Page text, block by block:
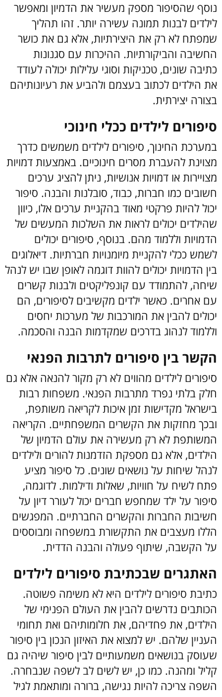
נוסף שהסיפור מספק מעשיר את הדמיון ומאפשר
לילדים לבנות תמונה עשירה יותר. זהו תהליך
שמפתח לא רק את היצירתיות, אלא גם את כושר
החשיבה והביקורתיות. ההיכרות עם סגנונות
כתיבה שונים, טכניקות וסוגי עלילות יכולה לעודד
את הילדים לכתוב בעצמם ולהביע את רעיונותיהם
בצורה יצירתית.
סיפורים לילדים ככלי חינוכי
במערכת החינוך, סיפורים לילדים משמשים כדרך
מצוינת להעברת מסרים חינוכיים. באמצעות דמויות
מצויירות או דמויות אנושיות, ניתן להציג ערכים
חשובים כמו חברות, כבוד, סובלנות והבנה. סיפור
יכול להיות פרקטי מאוד בהקניית ערכים אלו, כיוון
שהילדים יכולים לראות את השלכות המעשים של
הדמויות וללמוד מהם. בנוסף, סיפורים יכולים
לשמש ככלי להקניית מיומנויות חברתיות. דיאלוגים
בין הדמויות יכולים להוות דוגמה לאופן שבו יש לנהל
שיחה, להתמודד עם קונפליקטים ולבנות קשרים
עם אחרים. כאשר ילדים מקשיבים לסיפורים, הם
יכולים להבין את המורכבות של מערכות יחסים
וללמוד לנהוג בדרכים שמקדמות הבנה והסכמה.
הקשר בין סיפורים לתרבות הפנאי
סיפורים לילדים מהווים לא רק מקור להנאה אלא גם
חלק בלתי נפרד מתרבות הפנאי. משפחות רבות
בישראל מקדישות זמן איכות לקריאה משותפת,
ובכך מחזקות את הקשרים המשפחתיים. הקריאה
המשותפת לא רק מעשירה את עולם הדמיון של
הילדים, אלא גם מספקת הזדמנות להורים ולילדים
לנהל שיחות על נושאים שונים. כל סיפור מציע
פתח לשיח על חוויות, שאלות ודילמות. לדוגמה,
סיפור על ילד שמחפש חברים יכול לעורר דיון על
חשיבות החברות והקשרים החברתיים. המפגשים
הללו מעצבים את התקשורת במשפחה ומבוססים
על הקשבה, שיתוף פעולה והבנה הדדית.
האתגרים שבכתיבת סיפורים לילדים
כתיבת סיפורים לילדים היא לא משימה פשוטה.
הכותבים נדרשים להבין את העולם הפנימי של
הילדים, את פחדיהם, את חלומותיהם ואת תחומי
העניין שלהם. יש למצוא את האיזון הנכון בין סיפור
שעוסק בנושאים משמעותיים לבין סיפור שיהיה גם
קליל ומהנה. כמו כן, יש לשים לב לשפה שנבחרה.
השפה צריכה להיות נגישה, ברורה ומותאמת לגיל